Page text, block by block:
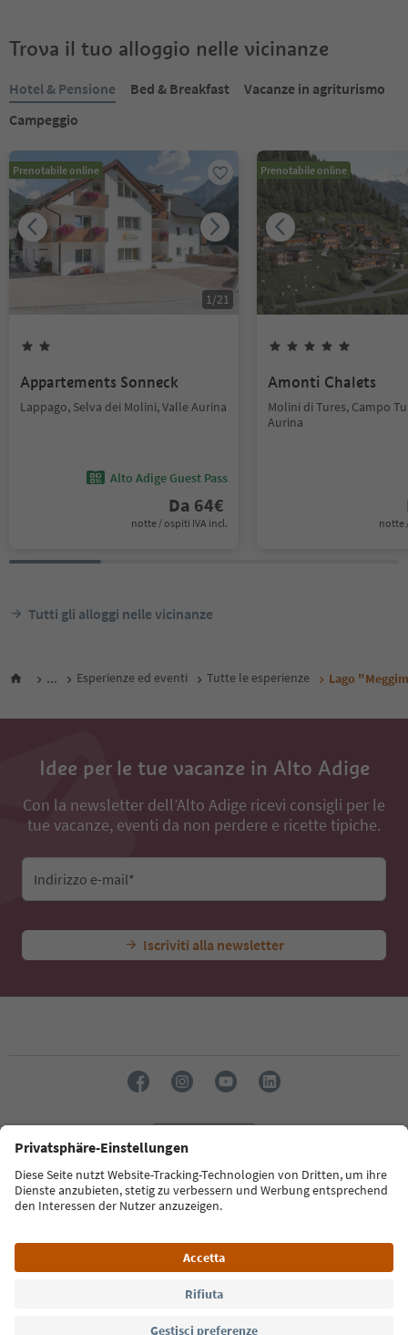
Trova il tuo alloggio nelle vicinanze
Hotel & Pensione Bed & Breakfast
Vacanze in agriturismo
Campeggio
Prenotabile online
1/21
Appartements Sonneck
Lappago, Selva dei Molini, Valle Aurina
Alto Adige Guest Pass
Da 64€
notte / ospiti IVA incl.
Prenotabile online
Amonti Chalets
Molini di Tures, Campo
Aurina
notte
Tutti gli alloggi nelle vicinanze
... Esperienze ed eventi Tutte le esperienze Lago
Idee per le tue vacanze in Alto Adige
Con la newsletter dell’Alto Adige ricevi consigli per le
tue vacanze, eventi da non perdere e ricette tipiche.
Indirizzo e-mail*
Iscriviti alla newsletter
Südtirol Guide App